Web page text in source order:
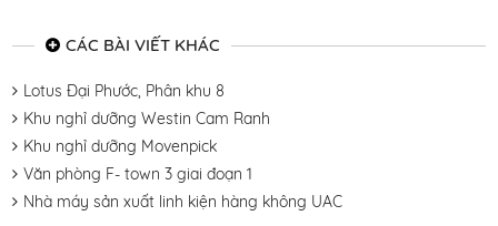
CÁC BÀI VIẾT KHÁC
Lotus Đại Phước, Phân khu 8
Khu nghỉ dưỡng Westin Cam Ranh
Khu nghỉ dưỡng Movenpick
Văn phòng F- town 3 giai đoạn 1
Nhà máy sản xuất linh kiện hàng không UAC